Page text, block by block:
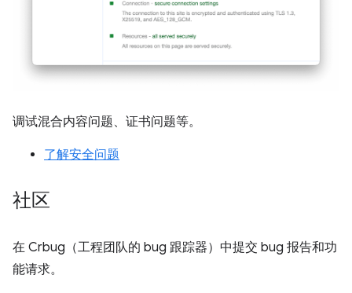
调试混合内容问题、证书问题等。
了解安全问题
社区
在 Crbug（工程团队的 bug 跟踪器）中提交 bug 报告和功
能请求。